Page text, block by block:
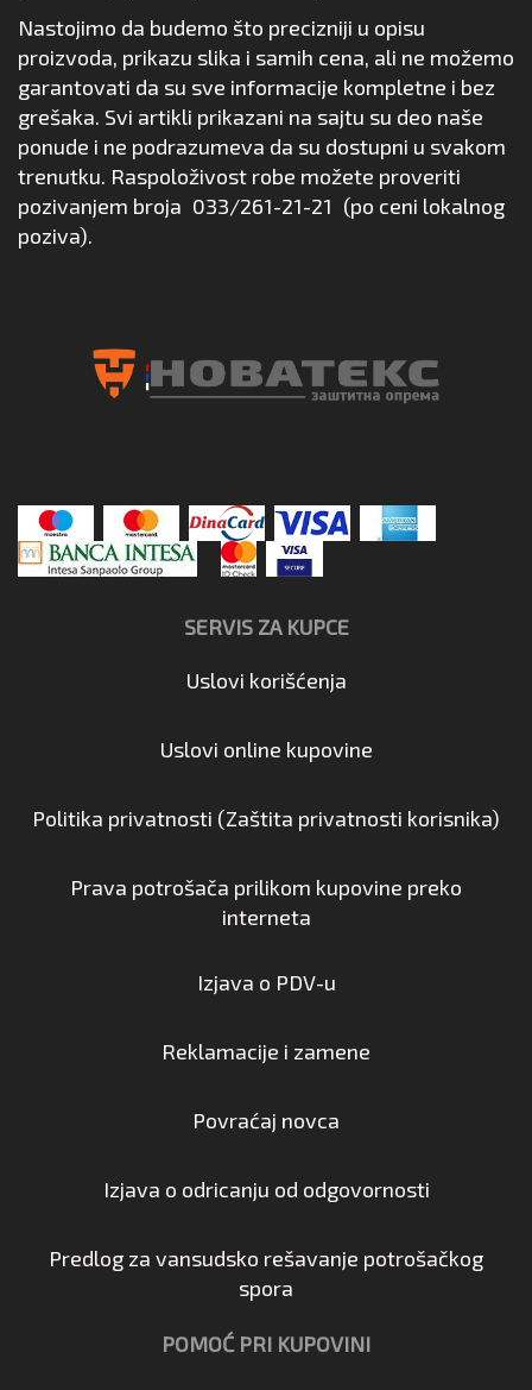
Nastojimo da budemo što precizniji u opisu
proizvoda, prikazu slika i samih cena, ali ne možemo
garantovati da su sve informacije kompletne i bez
grešaka. Svi artikli prikazani na sajtu su deo naše
ponude i ne podrazumeva da su dostupni u svakom
trenutku. Raspoloživost robe možete proveriti
pozivanjem broja 033/261-21-21 (po ceni lokalnog
poziva).
SERVIS ZA KUPCE
Uslovi korišćenja
Uslovi online kupovine
Politika privatnosti (Zaštita privatnosti korisnika)
Prava potrošača prilikom kupovine preko
interneta
Izjava o PDV-u
Reklamacije i zamene
Povraćaj novca
Izjava o odricanju od odgovornosti
Predlog za vansudsko rešavanje potrošačkog
spora
POMOĆ PRI KUPOVINI